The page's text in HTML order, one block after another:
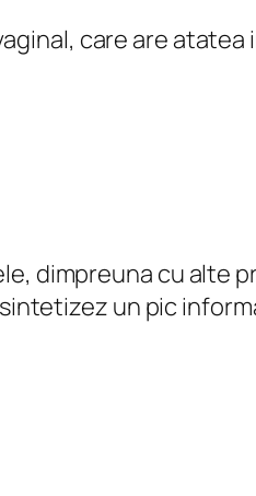
care are
dimpreuna cu alte
un pic